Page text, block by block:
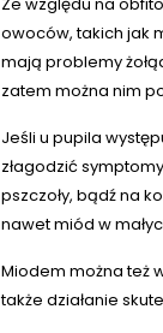
owoców, takich jak
mają problemy
zatem można nim
Jeśli u pupila
złagodzić
pszczoły, bądź na
nawet miód w
Miodem można też
także działanie